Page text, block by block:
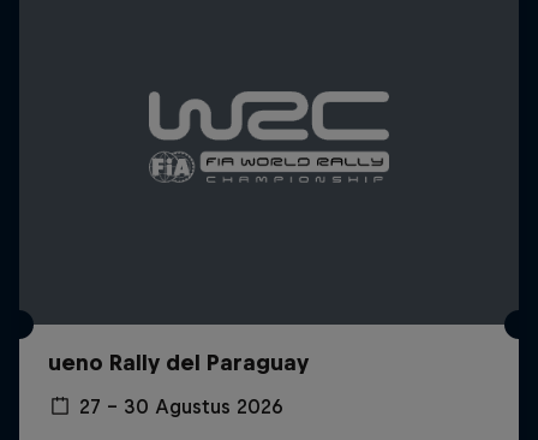
ueno Rally del Paraguay
27 – 30 Agustus 2026